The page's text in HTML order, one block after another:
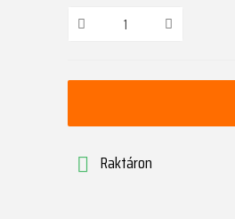
 Raktáron